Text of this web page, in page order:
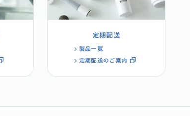
定期配送
製品一覧
定期配送のご案内